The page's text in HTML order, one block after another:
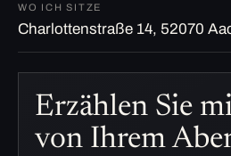
WO ICH SITZE
Charlottenstraße 14, 52070
Erzählen Sie
von Ihrem